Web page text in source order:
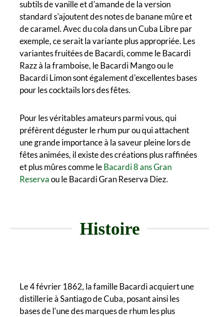
subtils de vanille et d'amande de la version
standard s'ajoutent des notes de banane mûre et
de caramel. Avec du cola dans un Cuba Libre par
exemple, ce serait la variante plus appropriée. Les
variantes fruitées de Bacardi, comme le Bacardi
Razz à la framboise, le Bacardi Mango ou le
Bacardi Limon sont également d'excellentes bases
pour les cocktails lors des fêtes.
Pour les véritables amateurs parmi vous, qui
préfèrent déguster le rhum pur ou qui attachent
une grande importance à la saveur pleine lors de
fêtes animées, il existe des créations plus raffinées
et plus mûres comme leBacardi 8 ans Gran
Reservaou le Bacardi Gran Reserva Diez.
Histoire
Le 4 février 1862, la famille Bacardì acquiert une
distillerie à Santiago de Cuba, posant ainsi les
bases de l'une des marques de rhum les plus